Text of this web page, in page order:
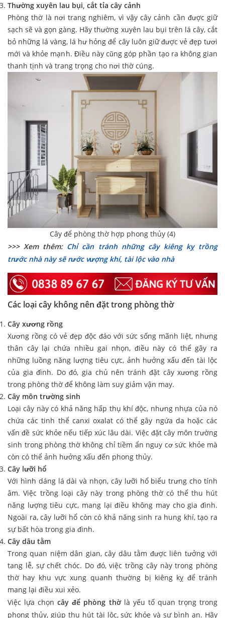
Thường xuyên lau bụi, cắt tỉa cây cảnh
Phòng thờ là nơi trang nghiêm, vì vậy cây cảnh cần được giữ
sạch sẽ và gọn gàng. Hãy thường xuyên lau bụi trên lá cây, cắt
bỏ những lá vàng, lá hư hỏng để cây luôn giữ được vẻ đẹp tươi
mới và khỏe mạnh. Điều này cũng góp phần tạo ra không gian
thanh tịnh và trang trọng cho nơi thờ cúng.
Cây để phòng thờ hợp phong thủy (4)
>>> Xem thêm: Chỉ cần tránh những cây kiêng kỵ trồng
trước nhà này sẽ rước vượng khí, tài lộc vào nhà
Các loại cây không nên đặt trong phòng thờ
Cây xương rồng
Xương rồng có vẻ đẹp độc đáo với sức sống mãnh liệt, nhưng
thân cây lại chứa nhiều gai nhọn, điều này có thể gây ra
những luồng năng lượng tiêu cực, ảnh hưởng xấu đến tài lộc
của gia đình. Do đó, gia chủ nên tránh đặt cây xương rồng
trong phòng thờ để không làm suy giảm vận may.
Cây môn trường sinh
Loại cây này có khả năng hấp thụ khí độc, nhưng nhựa của nó
chứa các tinh thể canxi oxalat có thể gây ngứa da hoặc các
vấn đề sức khỏe nếu tiếp xúc lâu dài. Việc đặt cây môn trường
sinh trong phòng thờ không chỉ tiềm ẩn nguy cơ sức khỏe mà
còn có thể ảnh hưởng xấu đến phong thủy.
Cây lưỡi hổ
Với hình dáng lá dài và nhọn, cây lưỡi hổ biểu trưng cho tính
âm. Việc trồng loại cây này trong phòng thờ có thể thu hút
năng lượng tiêu cực, mang lại điều không may cho gia đình.
Ngoài ra, cây lưỡi hổ còn có khả năng sinh ra hung khí, tạo ra
sự bất hòa trong gia đình.
Cây dâu tằm
Trong quan niệm dân gian, cây dâu tằm được liên tưởng với
tang lễ, sự chết chóc. Do đó, việc trồng cây này trong phòng
thờ hay khu vực xung quanh thường bị kiêng kỵ để tránh
mang lại điều xui xẻo.
Việc lựa chọncây để phòng thờlà yếu tố quan trọng trong
phong thủy, giúp thu hút tài lộc, sức khỏe và sự bình an. Hãy